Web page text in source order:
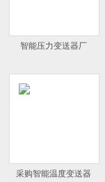
智能压力变送器厂
采购智能温度变送器